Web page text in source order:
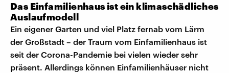
Das Einfamilienhaus ist ein klimaschädliches
Auslaufmodell
Ein eigener Garten und viel Platz fernab vom Lärm
der Großstadt – der Traum vom Einfamilienhaus ist
seit der Corona-Pandemie bei vielen wieder sehr
präsent. Allerdings können Einfamilienhäuser nicht